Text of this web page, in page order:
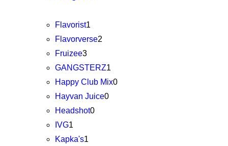
Flavorist1
Flavorverse2
Fruizee3
GANGSTERZ1
Happy Club Mix0
Hayvan Juice0
Headshot0
IVG1
Kapka's1